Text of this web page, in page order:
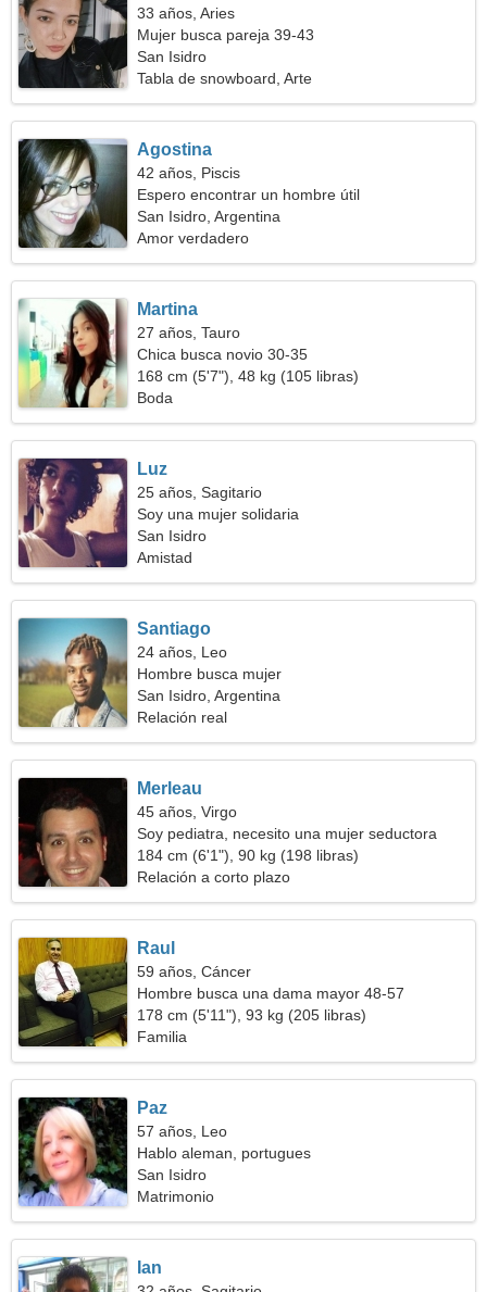
33 años, Aries
Mujer busca pareja 39-43
San Isidro
Tabla de snowboard, Arte
Agostina
42 años, Piscis
Espero encontrar un hombre útil
San Isidro, Argentina
Amor verdadero
Martina
27 años, Tauro
Chica busca novio 30-35
168 cm (5'7"), 48 kg (105 libras)
Boda
Luz
25 años, Sagitario
Soy una mujer solidaria
San Isidro
Amistad
Santiago
24 años, Leo
Hombre busca mujer
San Isidro, Argentina
Relación real
Merleau
45 años, Virgo
Soy pediatra, necesito una mujer seductora
184 cm (6'1"), 90 kg (198 libras)
Relación a corto plazo
Raul
59 años, Cáncer
Hombre busca una dama mayor 48-57
178 cm (5'11"), 93 kg (205 libras)
Familia
Paz
57 años, Leo
Hablo aleman, portugues
San Isidro
Matrimonio
Ian